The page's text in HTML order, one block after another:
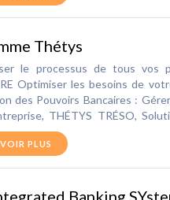
Thétys
le processus de tous vos
Optimiser les besoins de
des Pouvoirs Bancaires :
THÉTYS TRÉSO,
: THÉTYS Tréso permet le
de communication bancaire :
unique d’émission de
PLUS
Banking